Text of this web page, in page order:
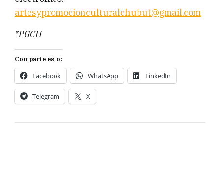
artesypromocionculturalchubut@gmail.com
*PGCH
Comparte esto:
Facebook WhatsApp LinkedIn
Telegram X